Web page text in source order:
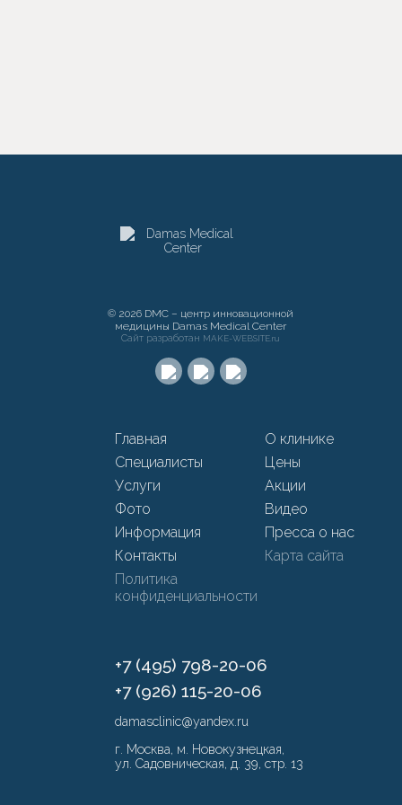
© 2026 DMC – центр инновационной
медицины Damas Medical Center
Сайт разработан MAKE-WEBSITE.ru
Главная
О клинике
Специалисты
Цены
Услуги
Акции
Фото
Видео
Информация
Пресса о нас
Контакты
Карта сайта
Политика
конфиденциальности
+7 (495) 798-20-06
+7 (926) 115-20-06
damasclinic@yandex.ru
г. Москва, м. Новокузнецкая,
ул. Садовническая, д. 39, стр. 13